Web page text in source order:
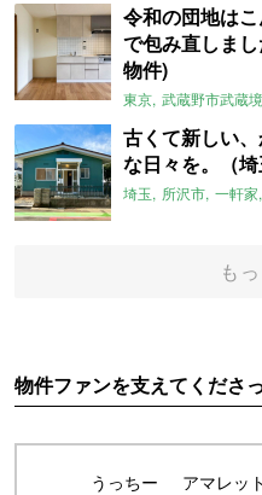
令和の団地は
で包み直しま
物件)
東京 武蔵野市武蔵境
古くて新しい
な日々を。（
埼玉 所沢市 一軒家
も
物件ファンを支えてくださ
うっちー アマレット